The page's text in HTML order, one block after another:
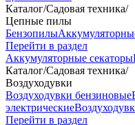
Каталог/Садовая техника/
Цепные пилы
Бензопилы
Перейти в раздел
Аккумуляторные секаторы
Каталог/Садовая техника/
Воздуходувки
Воздуходувки бензиновые
электрические
Перейти в раздел